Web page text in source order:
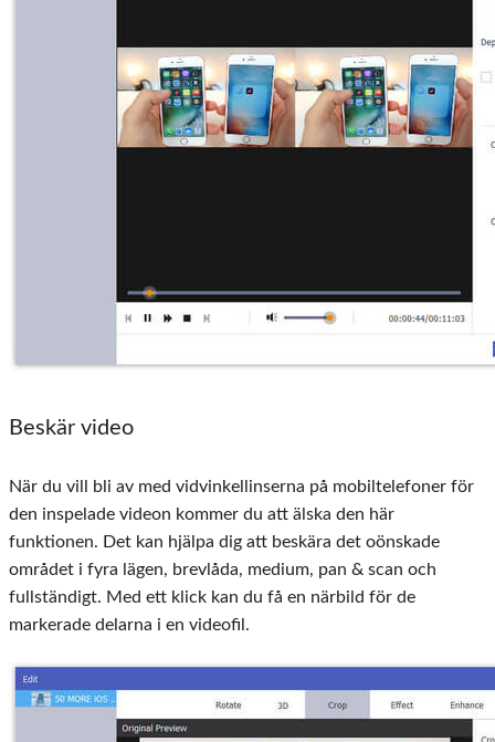
Beskär video
När du vill bli av med vidvinkellinserna på mobiltelefoner för
den inspelade videon kommer du att älska den här
funktionen. Det kan hjälpa dig att beskära det oönskade
området i fyra lägen, brevlåda, medium, pan & scan och
fullständigt. Med ett klick kan du få en närbild för de
markerade delarna i en videofil.